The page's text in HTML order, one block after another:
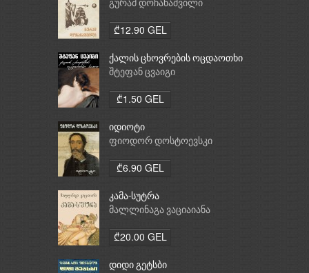
გურამ დოჩანაშვილი
₾12.90 GEL
ქალის ცხოვრების ოცდაოთხი
საათი
შტეფან ცვაიგი
₾1.50 GEL
იდიოტი
ფიოდორ დოსტოევსკი
₾6.90 GEL
კამა-სუტრა
მალლინაგა ვაციაიანა
₾20.00 GEL
დიდი გეტსბი